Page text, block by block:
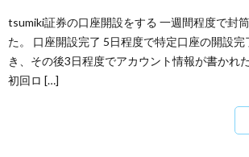
tsumiki証券の口座開設をする 一週間程度で封
た。 口座開設完了 5日程度で特定口座の開設
き、その後3日程度でアカウント情報が書かれ
初回ロ […]